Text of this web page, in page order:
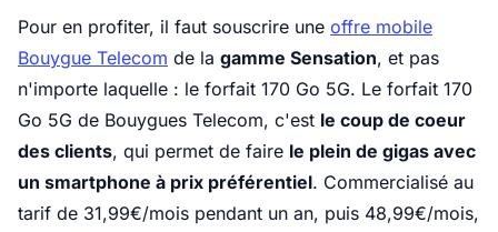
Pour en profiter, il faut souscrire une offre mobile
Bouygue Telecom de la gamme Sensation, et pas
n'importe laquelle : le forfait 170 Go 5G. Le forfait 170
Go 5G de Bouygues Telecom, c'est le coup de coeur
des clients, qui permet de faire le plein de gigas avec
un smartphone à prix préférentiel. Commercialisé au
tarif de 31,99€/mois pendant un an, puis 48,99€/mois,